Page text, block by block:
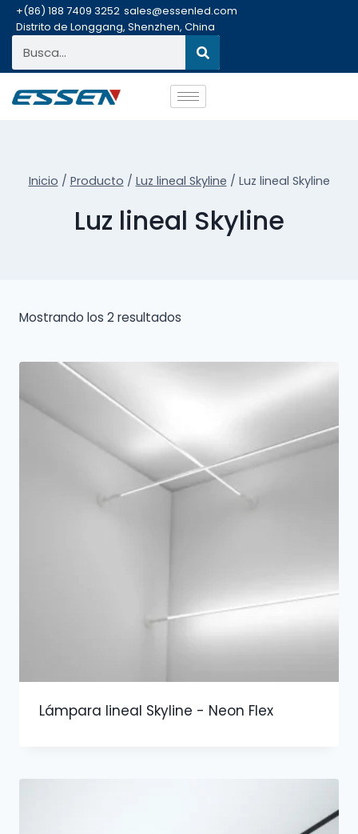
+(86) 188 7409 3252 sales@essenled.com
Distrito de Longgang, Shenzhen, China
Inicio / Producto / Luz lineal Skyline / Luz lineal Skyline
Luz lineal Skyline
Mostrando los 2 resultados
Lámpara lineal Skyline - Neon Flex